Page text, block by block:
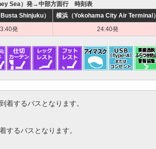
Sea）発→中部方面行 時刻表
Shinjuku） 横浜（Yokohama City Air Terminal）
発 24:40発
着するバスとなります。
するバスとなります。